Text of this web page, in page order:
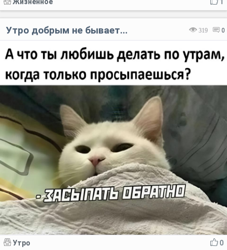
319 0
Утро добрым не бывает...
0
Утро